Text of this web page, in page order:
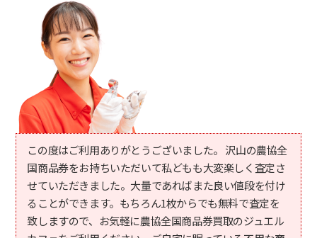
この度はご利用ありがとうございました。 沢山の農協全
国商品券をお持ちいただいて私どもも大変楽しく査定さ
せていただきました。大量であればまた良い値段を付け
ることができます。もちろん1枚からでも無料で査定を
致しますので、お気軽に農協全国商品券買取のジュエル